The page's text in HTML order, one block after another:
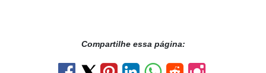
Compartilhe essa página: